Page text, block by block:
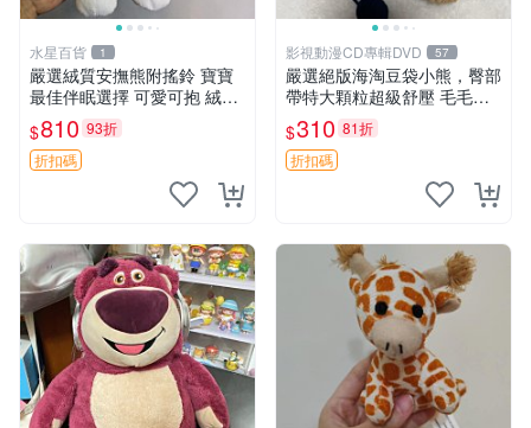
水星百貨 1
嚴選絨質安撫熊附搖鈴 寶寶
最佳伴眠選擇 可愛可抱 絨毛
玩具 安撫熊 嬰兒用
$810 93折
折扣碼
影視動漫CD專輯DVD 57
嚴選絕版海淘豆袋小熊，臀部
帶特大顆粒超級舒壓 毛毛摸
起來格外順滑適合收藏 100%
棉質 豆袋枕 豆袋、抱枕、小
熊
$310 81折
折扣碼